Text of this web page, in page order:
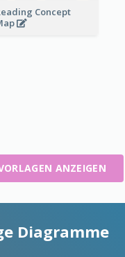
Concept
ANZEIGEN
Diagramme